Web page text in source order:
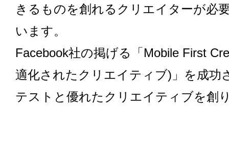
きるものを創れるクリエイターが必
います。
Facebook社の掲げる「Mobile First
適化されたクリエイティブ)」を成功
テストと優れたクリエイティブを創